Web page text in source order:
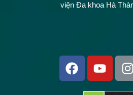
viện Đa khoa Hà